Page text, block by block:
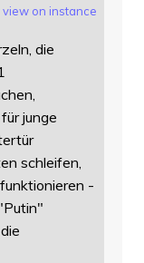
view on instance
die
junge
schleifen,
-